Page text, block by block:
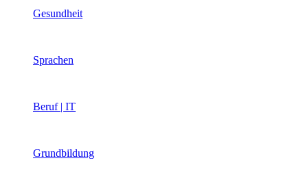
Gesundheit
Sprachen
Beruf | IT
Grundbildung